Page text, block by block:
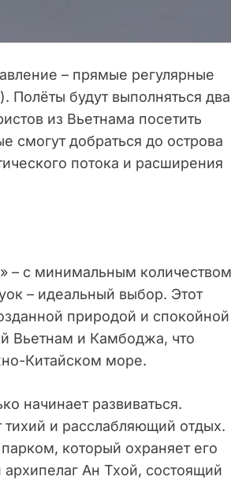
– прямые регулярные
будут выполняться два
из Вьетнама посетить
смогут добраться до острова
потока и расширения
– с минимальным количеством
– идеальный выбор. Этот
природой и спокойной
Вьетнам и Камбоджа, что
Китайском море.
начинает развиваться.
и расслабляющий отдых.
который охраняет его
Ан Тхой, состоящий